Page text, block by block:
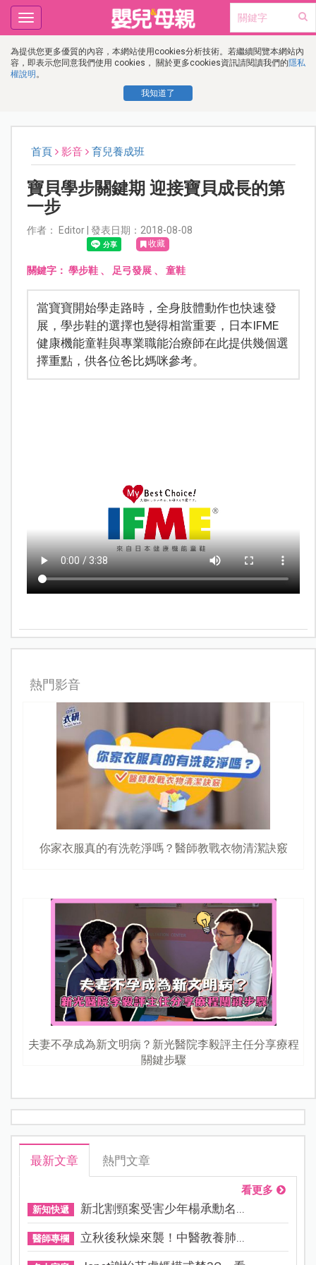
為提供您更多優質的內容，本網站使用cookies分析技術。若繼續閱覽本網站內
容，即表示您同意我們使用 cookies， 關於更多cookies資訊請閱讀我們的隱私
權說明 。
我知道了
Toggle
navigation
首頁 影音 育兒養成班
寶貝學步關鍵期 迎接寶貝成長的第
一步
作者： Editor | 發表日期：2018-08-08
收藏
關鍵字： 學步鞋、 足弓發展、 童鞋
當寶寶開始學走路時，全身肢體動作也快速發
展，學步鞋的選擇也變得相當重要，日本IFME
健康機能童鞋與專業職能治療師在此提供幾個選
擇重點，供各位爸比媽咪參考。
熱門影音
你家衣服真的有洗乾淨嗎？醫師教戰衣物清潔訣竅
夫妻不孕成為新文明病？新光醫院李毅評主任分享療程
關鍵步驟
最新文章 熱門文章
看更多
新知快遞 新北割頸案受害少年楊承勳名...
醫師專欄 立秋後秋燥來襲！中醫教養肺...